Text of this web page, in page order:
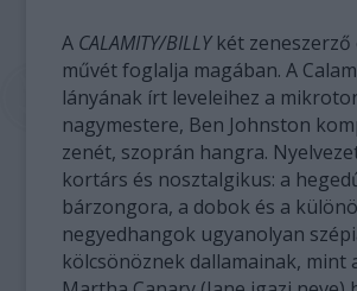
A CALAMITY/BILLYkét zeneszerző
művét foglalja magában. A
lányának írt leveleihez a
nagymestere, Ben Johnston
zenét, szoprán hangra.
kortárs és nosztalgikus: a
bárzongora, a dobok és a
negyedhangok ugyanolyan
kölcsönöznek dallamainak, mint